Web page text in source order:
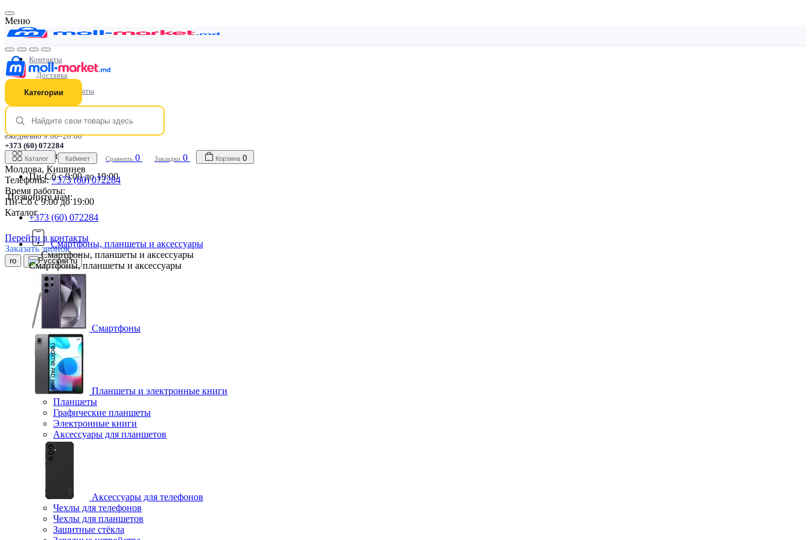
Меню
Контакты
Доставка
Способы оплаты
Гарантия
Лояльность
ежедневно 9:00–20:00
+373 (60) 072284
Время работы:
Пн-Сб с 9:00 до 19:00
Позвоните нам:
+373 (60) 072284
Перейти в контакты
Заказать звонок
ro ru
Категории
Каталог Кабинет Сравнить 0 Закладки 0 Корзина 0
Молдова, Кишинев
Телефоны: +373 (60) 072284
Время работы:
Пн-Сб с 9:00 до 19:00
Каталог
Смартфоны, планшеты и аксессуары
Смартфоны, планшеты и аксессуары
Смартфоны, планшеты и аксессуары
Смартфоны
Планшеты и электронные книги
Планшеты
Графические планшеты
Электронные книги
Аксессуары для планшетов
Аксессуары для телефонов
Чехлы для телефонов
Чехлы для планшетов
Защитные стёкла